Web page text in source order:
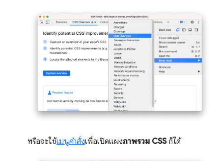
หรือจะใช้เมนูคำสั่งเพื่อเปิดแผงภาพรวม CSSก็ได้